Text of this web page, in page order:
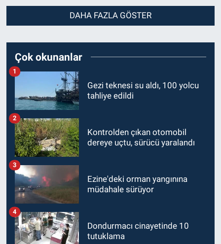
nedeniyle mutfak personeli ve teknik
ekipten parlamanın nedenini ve
DAHA FAZLA GÖSTER
Çok okunanlar
Gezi teknesi su aldı, 100 yolcu
tahliye edildi
1
Kontrolden çıkan otomobil
dereye uçtu, sürücü yaralandı
2
Ezine'deki orman yangınına
müdahale sürüyor
3
Dondurmacı cinayetinde 10
tutuklama
4